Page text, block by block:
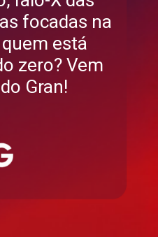
focadas na
quem está
zero? Vem
Gran!